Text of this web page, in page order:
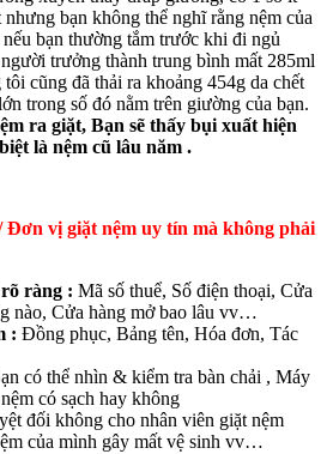
bạn không thể nghĩ rằng nệm của
bạn thường tắm trước khi đi ngủ
trưởng thành trung bình mất 285ml
cũng đã thải ra khoảng 454g da chết
trong số đó nằm trên giường của bạn.
ra giặt, Bạn sẽ thấy bụi xuất hiện
là nệm cũ lâu năm .
Đơn vị giặt nệm uy tín mà không phải
ràng : Mã số thuể, Số điện thoại, Cửa
nào, Cửa hàng mở bao lâu vv…
: Đồng phục, Bảng tên, Hóa đơn, Tác
có thể nhìn & kiểm tra bàn chải , Máy
có sạch hay không
đối không cho nhân viên giặt nệm
của mình gây mất vệ sinh vv…